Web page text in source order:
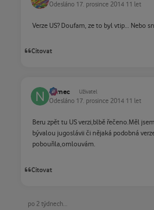
Odesláno 17. prosince 2014 11 let
Verze US? Doufam, ze to byl vtip... Nebo
Citovat
namec Uživatel
Odesláno 17. prosince 2014 11 let
Beru zpět tu US verzi,blbě řečeno.Měl
bývalou jugoslávii či nějaká podobná
pobouřila,omlouvám.
Citovat
po 2 týdnech...